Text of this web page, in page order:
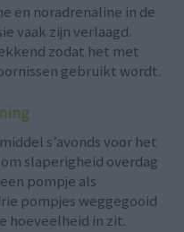
en noradrenaline in de
vaak zijn verlaagd.
zodat het met
gebruikt wordt.
s’avonds voor het
slaperigheid overdag
pompje als
pompjes weggegooid
hoeveelheid in zit.